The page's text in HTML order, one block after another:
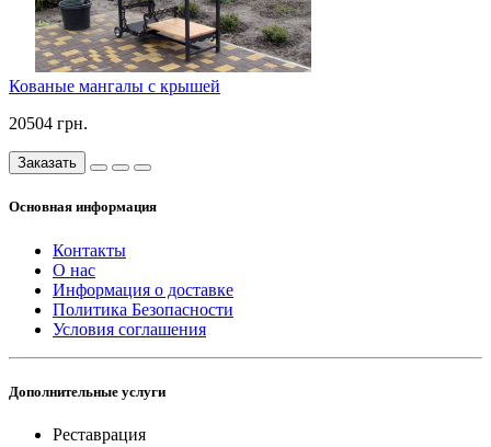
Кованые мангалы с крышей
20504 грн.
Заказать
Основная информация
Контакты
О нас
Информация о доставке
Политика Безопасности
Условия соглашения
Дополнительные услуги
Реставрация